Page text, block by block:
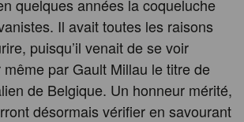
quelques années la coqueluche
Il avait toutes les raisons
puisqu’il venait de se voir
par Gault Millau le titre de
de Belgique. Un honneur mérité,
désormais vérifier en savourant